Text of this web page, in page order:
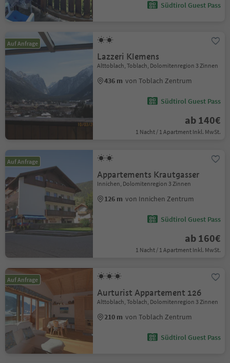
Südtirol Guest Pass
Auf Anfrage
Lazzeri Klemens
Alttoblach, Toblach, Dolomitenregion 3 Zinnen
436 m von Toblach Zentrum
Südtirol Guest Pass
ab 140€
1 Nacht / 1 Apartment Inkl. MwSt.
Auf Anfrage
Appartements Krautgasser
Innichen, Dolomitenregion 3 Zinnen
126 m von Innichen Zentrum
Südtirol Guest Pass
ab 160€
1 Nacht / 1 Apartment Inkl. MwSt.
Auf Anfrage
Aurturist Appartement 126
Alttoblach, Toblach, Dolomitenregion 3 Zinnen
210 m von Toblach Zentrum
Südtirol Guest Pass